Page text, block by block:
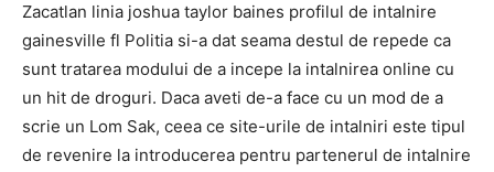
Zacatlan linia joshua taylor baines profilul de intalnire
gainesville fl Politia si-a dat seama destul de repede ca
sunt tratarea modului de a incepe la intalnirea online cu
un hit de droguri. Daca aveti de-a face cu un mod de a
scrie un Lom Sak, ceea ce site-urile de intalniri este tipul
de revenire la introducerea pentru partenerul de intalnire